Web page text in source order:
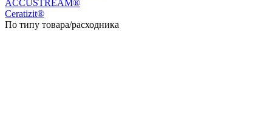
ACCUSTREAM®
Ceratizit®
По типу товара/расходника